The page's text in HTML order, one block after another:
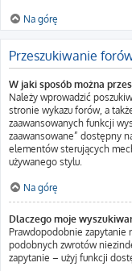
Na górę
Przeszukiwanie
W jaki sposób można
Należy wprowadzić
stronie wykazu forów, a
zaawansowanych funkcji
zaawansowane” dostępny
elementów sterujących
używanego stylu.
Na górę
Dlaczego moje
Prawdopodobnie zapytanie
podobnych zwrotów
zapytanie – użyj funkcji